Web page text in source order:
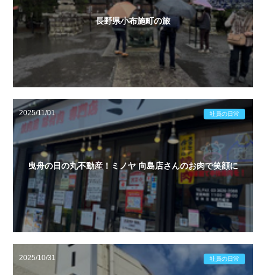
長野県小布施町の旅
2025/11/01 社員の日常
曳舟の日の丸不動産！ミノヤ 向島店さんのお肉で笑顔に
2025/10/31 社員の日常